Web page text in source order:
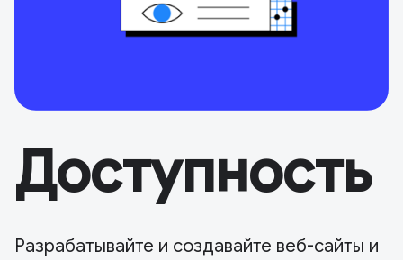
Доступность
Разрабатывайте и создавайте веб-сайты и